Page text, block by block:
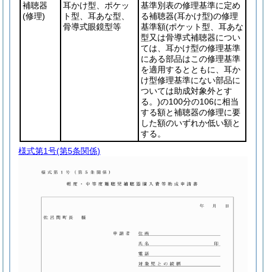
補聴器
(修理)
耳かけ型、ポケッ
ト型、耳あな型、
骨導式眼鏡型等
基準別表の修理基準に定め
る補聴器(耳かけ型)の修理
基準額(ポケット型、耳あな
型又は骨導式補聴器につい
ては、耳かけ型の修理基準
にある部品はこの修理基準
を適用するとともに、耳か
け型修理基準にない部品に
ついては助成対象外とす
る。)の100分の106に相当
する額と補聴器の修理に要
した額のいずれか低い額と
する。
様式第1号(第5条関係)